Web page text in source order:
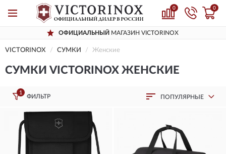
0 0
ОФИЦИАЛЬНЫЙМАГАЗИН VICTORINOX
VICTORINOX СУМКИ Женские
СУМКИ VICTORINOX ЖЕНСКИЕ
1
ФИЛЬТР ПОПУЛЯРНЫЕ